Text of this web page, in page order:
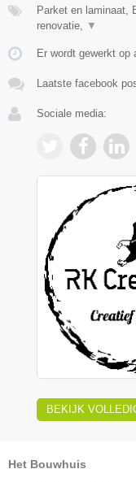
Parket en laminaat,
renovatie,
▼
Er wordt gewerkt op
Laatste facebook
Sociale media:
BEKIJK
Het Bouwhuis